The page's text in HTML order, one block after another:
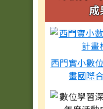
西門實小數
畫國際